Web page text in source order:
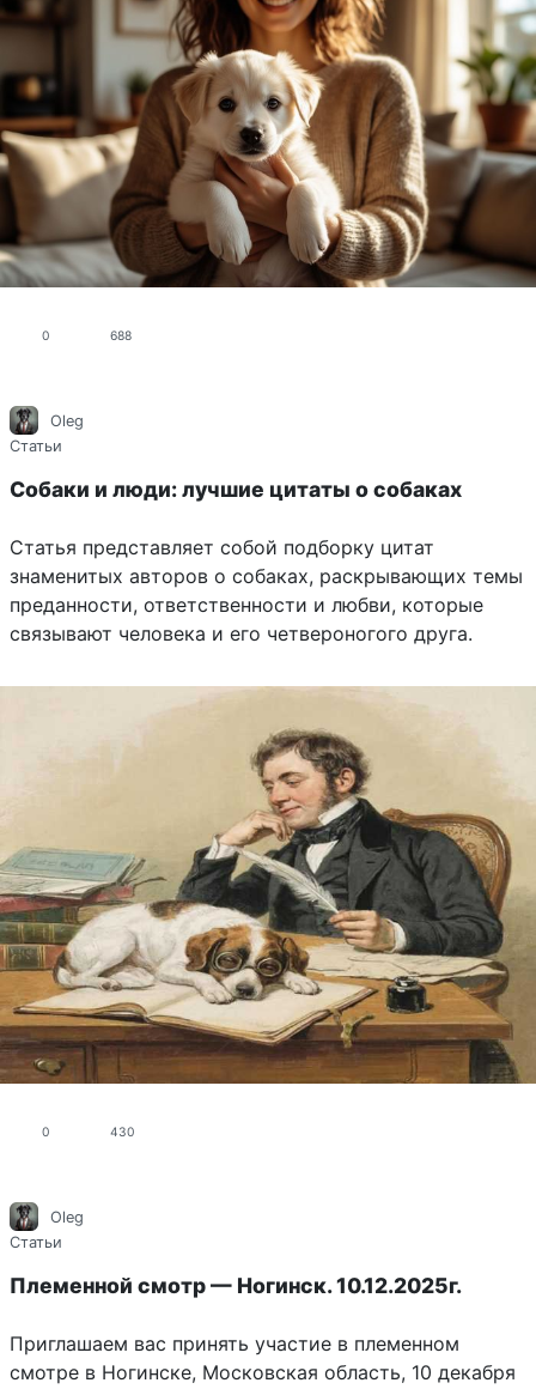
0 688
Oleg
Статьи
Собаки и люди: лучшие цитаты о собаках
Статья представляет собой подборку цитат
знаменитых авторов о собаках, раскрывающих темы
преданности, ответственности и любви, которые
связывают человека и его четвероногого друга.
0 430
Oleg
Статьи
Племенной смотр — Ногинск. 10.12.2025г.
Приглашаем вас принять участие в племенном
смотре в Ногинске, Московская область, 10 декабря